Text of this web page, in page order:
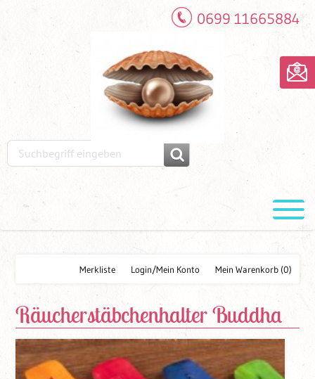
0699 11665884
Mein Warenkorb (0)
Login/Mein Konto
Merkliste
Räucherstäbchenhalter Buddha